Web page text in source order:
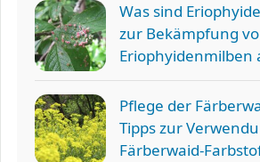
Was sind
zur Bekämpfung
Eriophyidenmilben
Pflege der
Tipps zur
Färberwaid-